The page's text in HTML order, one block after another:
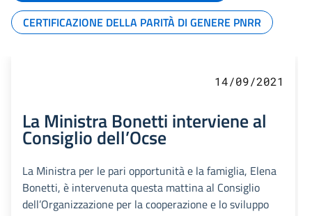
CERTIFICAZIONE DELLA PARITÀ DI GENERE PNRR
14/09/2021
La Ministra Bonetti interviene al
Consiglio dell’Ocse
La Ministra per le pari opportunità e la famiglia, Elena
Bonetti, è intervenuta questa mattina al Consiglio
dell’Organizzazione per la cooperazione e lo sviluppo